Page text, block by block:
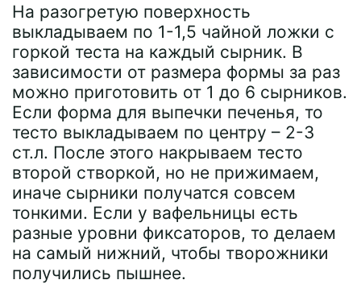
На разогретую поверхность
выкладываем по 1-1,5 чайной ложки с
горкой теста на каждый сырник. В
зависимости от размера формы за раз
можно приготовить от 1 до 6 сырников.
Если форма для выпечки печенья, то
тесто выкладываем по центру – 2-3
ст.л. После этого накрываем тесто
второй створкой, но не прижимаем,
иначе сырники получатся совсем
тонкими. Если у вафельницы есть
разные уровни фиксаторов, то делаем
на самый нижний, чтобы творожники
получились пышнее.